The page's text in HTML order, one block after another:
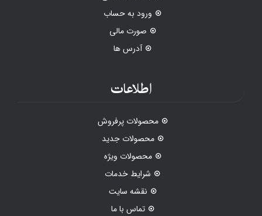
ورود به حساب
صورت مالی
آدرس ها
اطلاعات
محصولات پرفروش
محصولات جدید
محصولات ویژه
شرایط خدمات
نقشه سایت
تماس با ما